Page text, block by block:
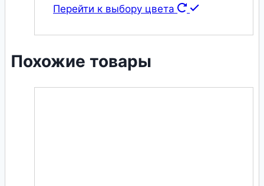
Перейти к выбору цвета
Похожие товары